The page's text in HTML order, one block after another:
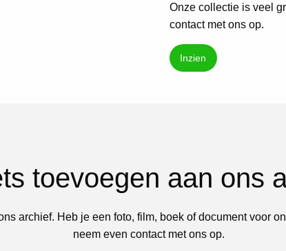
Onze collectie is veel
contact met ons op.
Inzien
toevoegen aan ons
archief. Heb je een foto, film, boek of document voor
neem even contact met ons op.